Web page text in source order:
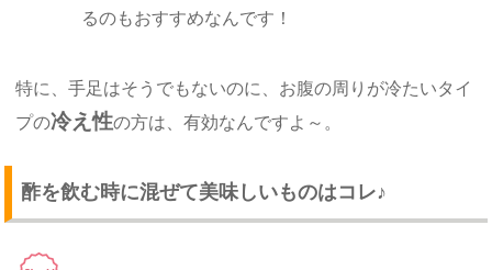
るのもおすすめなんです！
特に、手足はそうでもないのに、お腹の周りが冷たいタイ
プの冷え性の方は、有効なんですよ～。
酢を飲む時に混ぜて美味しいものはコレ♪